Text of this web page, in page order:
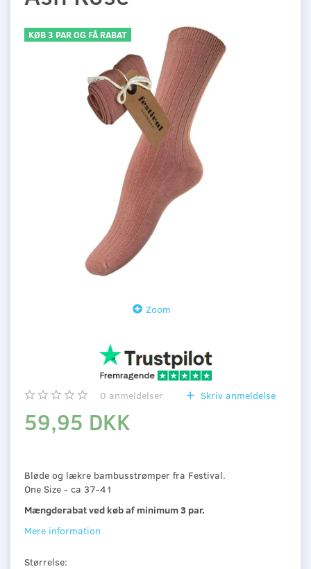
KØB 3 PAR OG FÅ RABAT
Zoom
0 anmeldelser Skriv anmeldelse
59,95 DKK
Bløde og lækre bambusstrømper fra Festival.
One Size - ca 37-41
Mængderabat ved køb af minimum 3 par.
Mere information
Størrelse: